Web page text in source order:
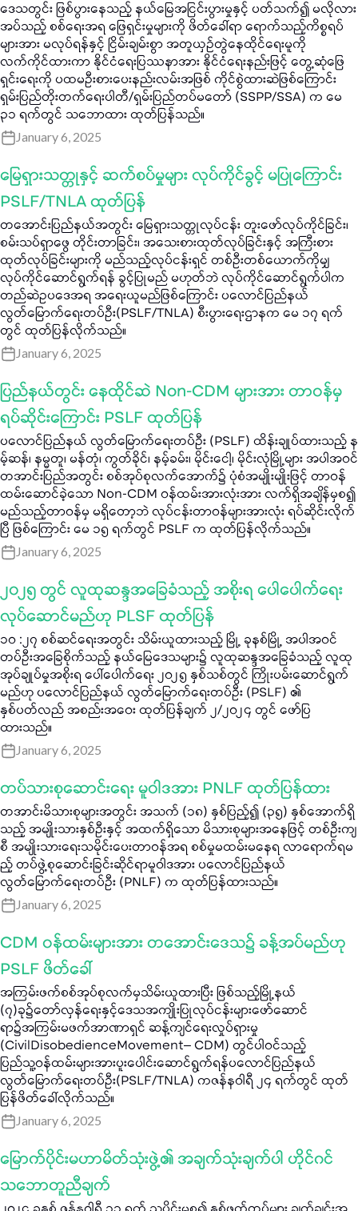
ဒေသတွင်း ဖြစ်ပွားနေသည့် နယ်မြေအငြင်းပွားမှုနှင့် ပတ်သက်၍ မလိုလား
အပ်သည့် စစ်ရေးအရ ဖြေရှင်းမှုများကို ဖိတ်ခေါ်ရာ ရောက်သည့်ကိစ္စရပ်
များအား မလုပ်ရန်နှင့် ငြိမ်းချမ်းစွာ အတူယှဉ်တွဲနေထိုင်ရေးမူကို
လက်ကိုင်ထားကာ နိုင်ငံရေးပြဿနာအား နိုင်ငံရေးနည်းဖြင့် တွေ့ဆုံဖြေ
ရှင်းရေးကို ပထမဦးစားပေးနည်းလမ်းအဖြစ် ကိုင်စွဲထားဆဲဖြစ်ကြောင်း
ရှမ်းပြည်တိုးတက်ရေးပါတီ/ရှမ်းပြည်တပ်မတော် (SSPP/SSA) က မေ
၃၁ ရက်တွင် သဘောထား ထုတ်ပြန်သည်။
January 6, 2025
မြေရှားသတ္တုနှင့် ဆက်စပ်မှုများ လုပ်ကိုင်ခွင့် မပြုကြောင်း
PSLF/TNLA ထုတ်ပြန်
တအောင်းပြည်နယ်အတွင်း မြေရှားသတ္တုလုပ်ငန်း တူးဖော်လုပ်ကိုင်ခြင်း၊
စမ်းသပ်ရှာဖွေ တိုင်းတာခြင်း၊ အသေးစားထုတ်လုပ်ခြင်းနှင့် အကြီးစား
ထုတ်လုပ်ခြင်းများကို မည်သည့်လုပ်ငန်းရှင် တစ်ဦးတစ်ယောက်ကိုမျှ
လုပ်ကိုင်ဆောင်ရွက်ရန် ခွင့်ပြုမည် မဟုတ်ဘဲ လုပ်ကိုင်ဆောင်ရွက်ပါက
တည်ဆဲဥပဒေအရ အရေးယူမည်ဖြစ်ကြောင်း ပလောင်ပြည်နယ်
လွတ်မြောက်ရေးတပ်ဦး(PSLF/TNLA) စီးပွားရေးဌာနက မေ ၁၇ ရက်
တွင် ထုတ်ပြန်လိုက်သည်။
January 6, 2025
ပြည်နယ်တွင်း နေထိုင်ဆဲ Non-CDM များအား တာဝန်မှ
ရပ်ဆိုင်းကြောင်း PSLF ထုတ်ပြန်
ပလောင်ပြည်နယ် လွတ်မြောက်ရေးတပ်ဦး (PSLF) ထိန်းချုပ်ထားသည့် န
မ့်ဆန်၊ နမ္မတူ၊ မန်တုံ၊ ကွတ်ခိုင်၊ နမ့်ခမ်း၊ မိုင်းငေါ့၊ မိုင်းလုံမြို့များ အပါအဝင်
တအာင်းပြည်အတွင်း စစ်အုပ်စုလက်အောက်၌ ပုံစံအမျိုးမျိုးဖြင့် တာဝန်
ထမ်းဆောင်ခဲ့သော Non-CDM ဝန်ထမ်းအားလုံးအား လက်ရှိအချိန်မှစ၍
မည်သည့်တာဝန်မှ မရှိတော့ဘဲ လုပ်ငန်းတာဝန်များအားလုံး ရပ်ဆိုင်းလိုက်
ပြီ ဖြစ်ကြောင်း မေ ၁၅ ရက်တွင် PSLF က ထုတ်ပြန်လိုက်သည်။
January 6, 2025
၂၀၂၅ တွင် လူထုဆန္ဒအခြေခံသည့် အစိုးရ ပေါပေါက်ရေး
လုပ်ဆောင်မည်ဟု PLSF ထုတ်ပြန်
၁၀ :၂၇ စစ်ဆင်ရေးအတွင်း သိမ်းယူထားသည့် မြို့ ခုနစ်မြို့ အပါအဝင်
တပ်ဦးအခြေစိုက်သည့် နယ်မြေဒေသများ၌ လူထုဆန္ဒအခြေခံသည့် လူထု
အုပ်ချုပ်မှုအစိုးရ ပေါ်ပေါက်ရေး ၂၀၂၅ နှစ်သစ်တွင် ကြိုးပမ်းဆောင်ရွက်
မည်ဟု ပလောင်ပြည်နယ် လွတ်မြောက်ရေးတပ်ဦး (PSLF) ၏
နှစ်ပတ်လည် အစည်းအဝေး ထုတ်ပြန်ချက် ၂/၂၀၂၄ တွင် ဖော်ပြ
ထားသည်။
January 6, 2025
တပ်သားစုဆောင်းရေး မူဝါဒအား PNLF ထုတ်ပြန်ထား
တအာင်းမိသားစုများအတွင်း အသက် (၁၈) နှစ်ပြည့်၍ (၃၅) နှစ်အောက်ရှိ
သည့် အမျိုးသားနှစ်ဦးနှင့် အထက်ရှိသော မိသားစုများအနေဖြင့် တစ်ဦးကျ
စီ အမျိုးသားရေးသမိုင်းပေးတာဝန်အရ စစ်မှုမထမ်းမနေရ လာရောက်ရမ
ည့် တပ်ဖွဲ့စုဆောင်းခြင်းဆိုင်ရာမူဝါဒအား ပလောင်ပြည်နယ်
လွတ်မြောက်ရေးတပ်ဦး (PNLF) က ထုတ်ပြန်ထားသည်။
January 6, 2025
CDM ဝန်ထမ်းများအား တအောင်းဒေသ၌ ခန့်အပ်မည်ဟု
PSLF ဖိတ်ခေါ်
အကြမ်းဖက်စစ်အုပ်စုလက်မှသိမ်းယူထားပြီး ဖြစ်သည့်မြို့နယ်
(၇)ခု၌တော်လှန်ရေးနှင့်ဒေသအကျိုးပြုလုပ်ငန်းများဖော်ဆောင်
ရာ၌အကြမ်းမဖက်အာဏာရှင် ဆန့်ကျင်ရေးလှုပ်ရှားမှု
(CivilDisobedienceMovement– CDM) တွင်ပါဝင်သည့်
ပြည်သူ့ဝန်ထမ်းများအားပူးပေါင်းဆောင်ရွက်ရန်ပလောင်ပြည်နယ်
လွတ်မြောက်ရေးတပ်ဦး(PSLF/TNLA) ကဇန်နဝါရီ ၂၄ ရက်တွင် ထုတ်
ပြန်ဖိတ်ခေါ်လိုက်သည်။
January 6, 2025
မြောက်ပိုင်းမဟာမိတ်သုံးဖွဲ့၏ အချက်သုံးချက်ပါ ဟိုင်ဂင်
သဘောတူညီချက်